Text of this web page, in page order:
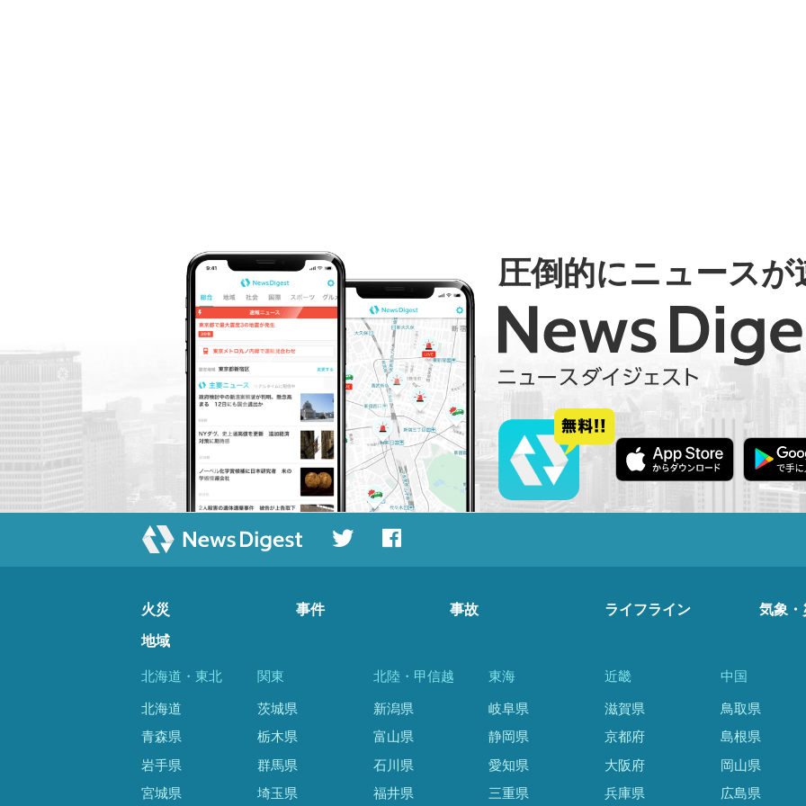
圧倒的にニュースが
火災 事件 事故 ライフライン 気象・
地域
北海道・東北
北海道
青森県
岩手県
宮城県
関東
茨城県
栃木県
群馬県
埼玉県
北陸・甲信越
新潟県
富山県
石川県
福井県
東海
岐阜県
静岡県
愛知県
三重県
近畿
滋賀県
京都府
大阪府
兵庫県
中国
鳥取県
島根県
岡山県
広島県